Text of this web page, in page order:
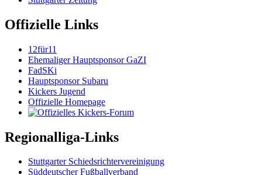
Offizielle Links
12für11
Ehemaliger Hauptsponsor GaZI
FadSKi
Hauptsponsor Subaru
Kickers Jugend
Offizielle Homepage
Regionalliga-Links
Stuttgarter Schiedsrichtervereinigung
Süddeutscher Fußballverband